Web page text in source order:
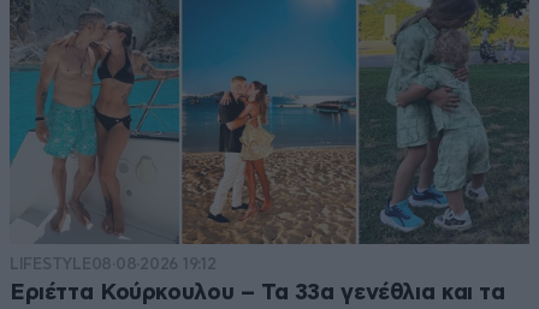
LIFESTYLE08·08·2026 19:12
Εριέττα Κούρκουλου – Τα 33α γενέθλια και τα